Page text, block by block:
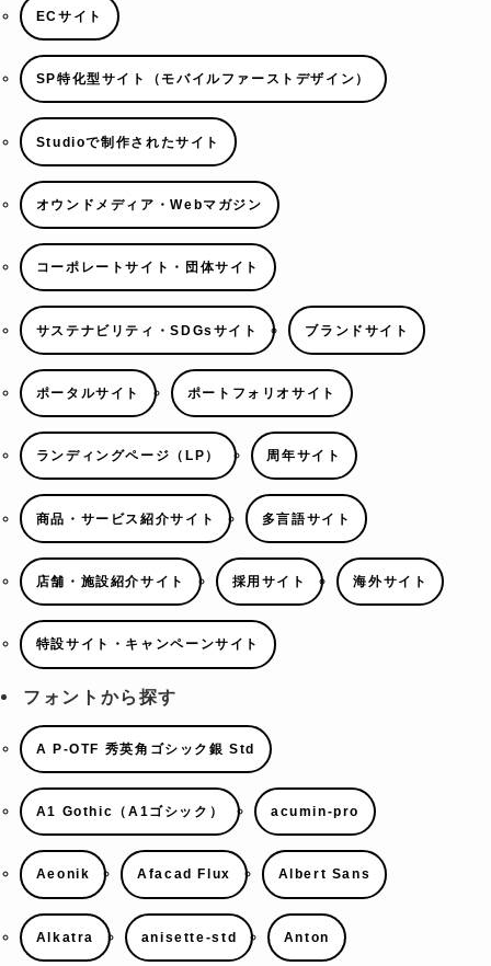
ECサイト
SP特化型サイト（モバイルファーストデザイン）
Studioで制作されたサイト
オウンドメディア・Webマガジン
コーポレートサイト・団体サイト
サステナビリティ・SDGsサイト ブランドサイト
ポータルサイト ポートフォリオサイト
ランディングページ（LP） 周年サイト
商品・サービス紹介サイト 多言語サイト
店舗・施設紹介サイト 採用サイト 海外サイト
特設サイト・キャンペーンサイト
フォントから探す
A P-OTF 秀英角ゴシック銀 Std
A1 Gothic（A1ゴシック） acumin-pro
Aeonik Afacad Flux Albert Sans
Alkatra anisette-std Anton